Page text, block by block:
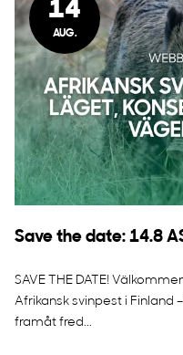
14
AUG.
Save the date: 14.8
SAVE THE DATE!
Afrikansk svinpest i Finland
framåt fred...